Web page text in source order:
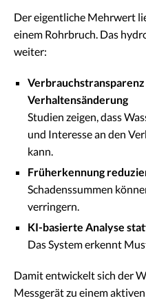
Der eigentliche Mehrwert
einem Rohrbruch. Das
weiter:
Verhaltensänderung
Studien zeigen, dass
und Interesse an den
kann.
Früherkennung
Schadenssummen
verringern.
KI-basierte Analyse
Das System erkennt
Damit entwickelt sich der
Messgerät zu einem